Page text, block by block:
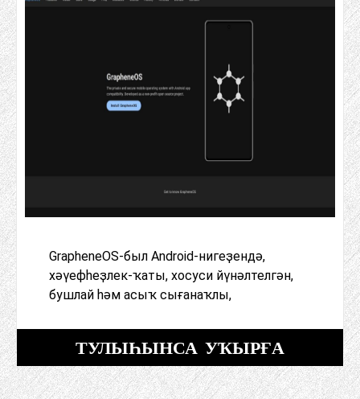
GrapheneOS-был Android-нигеҙендә,
хәүефһеҙлек-ҡаты, хосуси йүнәлтелгән,
бушлай һәм асыҡ сығанаҡлы,
ТУЛЫҺЫНСА УҠЫРҒА